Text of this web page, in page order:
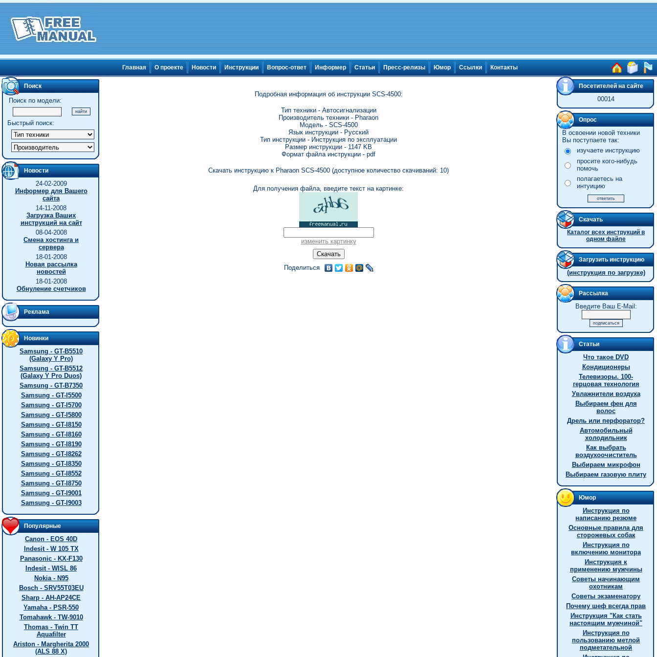
Главная О проекте Новости Инструкции Вопрос-ответ Информер Статьи Пресс-релизы Юмор Ссылки Контакты
Поиск
Поиск по модели:
Быстрый поиск:
Новости
24-02-2009
Информер для Вашего
сайта
14-11-2008
Загрузка Ваших
инструкций на сайт
08-04-2008
Смена хостинга и
сервера
18-01-2008
Новая рассылка
новостей
18-01-2008
Обнуление счетчиков
Реклама
Новинки
Samsung - GT-B5510
(Galaxy Y Pro)
Samsung - GT-B5512
(Galaxy Y Pro Duos)
Samsung - GT-B7350
Samsung - GT-I5500
Samsung - GT-I5700
Samsung - GT-I5800
Samsung - GT-I8150
Samsung - GT-I8160
Samsung - GT-I8190
Samsung - GT-I8262
Samsung - GT-I8350
Samsung - GT-I8552
Samsung - GT-I8750
Samsung - GT-I9001
Samsung - GT-I9003
Популярные
Canon - EOS 40D
Indesit - W 105 TX
Panasonic - KX-F130
Indesit - WISL 86
Nokia - N95
Bosch - SRV55T03EU
Sharp - AH-AP24CE
Yamaha - PSR-550
Tomahawk - TW-9010
Thomas - Twin TT
Aquafilter
Ariston - Margherita 2000
(ALS 88 X)
Подробная информация об инструкции SCS-4500:
Тип техники - Автосигнализации
Производитель техники - Pharaon
Модель - SCS-4500
Язык инструкции - Русский
Тип инструкции - Инструкция по эксплуатации
Размер инструкции - 1147 KB
Формат файла инструкции - pdf
Скачать инструкцию к Pharaon SCS-4500 (доступное количество скачиваний: 10)
Для получения файла, введите текст на картинке:
изменить картинку
Поделиться
Посетителей на сайте
00014
Опрос
В освоении новой техники
Вы поступаете так:
изучаете инструкцию
просите кого-нибудь
помочь
полагаетесь на
интуицию
Скачать
Каталог всех инструкций в
одном файле
Загрузить инструкцию
(инструкция по загрузке)
Рассылка
Введите Ваш E-Mail:
Статьи
Что такое DVD
Кондиционеры
Телевизоры. 100-
герцовая технология
Увлажнители воздуха
Выбираем фен для
волос
Дрель или перфоратор?
Автомобильный
холодильник
Как выбрать
воздухоочиститель
Выбираем микрофон
Выбираем газовую плиту
Юмор
Инструкция по
написанию резюме
Основные правила для
сторожевых собак
Инструкция по
включению монитора
Инструкция к
применению мужчины
Советы начинающим
охотникам
Советы экзаменатору
Почему шеф всегда прав
Инстpукция "Как стать
настоящим мужчиной"
Инструкция по
пользованию метлой
подметательной